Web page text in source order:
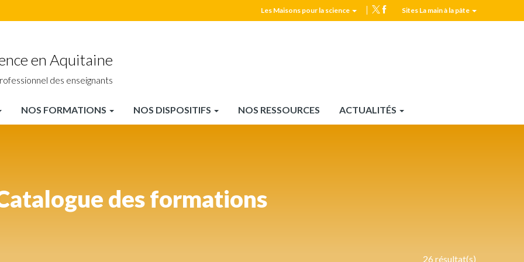
MPLS
Les Maisons pour la science Sites La main à la pâte
en Aquitaine
des enseignants
NOS FORMATIONS NOS DISPOSITIFS NOS RESSOURCES ACTUALITÉS
des formations
26 résultat(s)